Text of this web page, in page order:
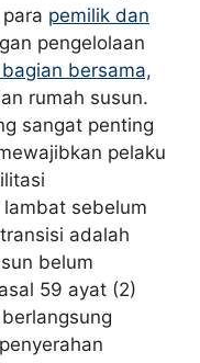
pemilik dan
pengelolaan
bersama,
rumah susun.
sangat penting
pelaku
lambat sebelum
adalah
belum
59 ayat (2)